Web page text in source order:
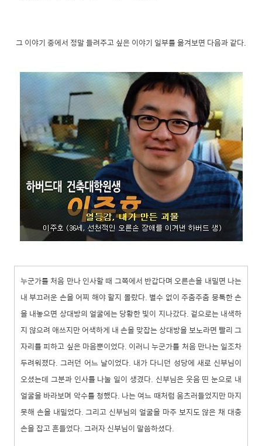
그 이야기 중에서 정말 들려주고 싶은 이야기 일부를 옮겨보면 다음과 같다.
누군가를 처음 만나 인사할 때 그쪽에서 반갑다며 오른손을 내밀면 나는
내 부끄러운 손을 어찌 해야 할지 몰랐다. 별수 없이 주춤주춤 뭉툭한 손
을 내놓으면 상대방의 얼굴에는 당황한 빛이 지나갔다. 겉으로는 내색하
지 않으려 애쓰지만 어색하게 내 손을 맞잡는 상대방을 보노라면 빨리 그
자리를 피하고 싶은 마음뿐이었다. 이러니 누군가를 처음 만나는 일조차
두려워졌다. 그러던 어느 날이었다. 내가 다니던 성당에 새로 신부님이
오셨는데 그분과 인사를 나눌 일이 생겼다. 신부님은 웃음 띤 눈으로 내
얼굴을 바라보며 악수를 청했다. 나는 여느 때처럼 움츠러들었지만 마지
못해 손을 내밀었다. 그리고 신부님의 얼굴을 마주 보지도 않은 채 대충
손을 잡고 흔들었다. 그러자 신부님이 말씀하셨다.